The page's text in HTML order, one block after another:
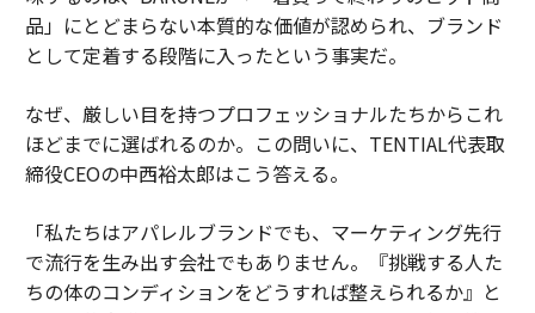
品」にとどまらない本質的な価値が認められ、ブランド
として定着する段階に入ったという事実だ。
なぜ、厳しい目を持つプロフェッショナルたちからこれ
ほどまでに選ばれるのか。この問いに、TENTIAL代表取
締役CEOの中西裕太郎はこう答える。
「私たちはアパレルブランドでも、マーケティング先行
で流行を生み出す会社でもありません。『挑戦する人た
ちの体のコンディションをどうすれば整えられるか』と